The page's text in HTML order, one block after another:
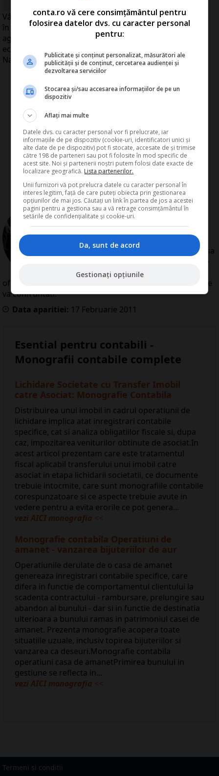
Vânzările agenţiilor de turism din România au scăzut,
în medie, cu 15 la sută în 2010 faţă de 2009, iar zeci de
agenţii de profil au fost închise din cauza crizei
economice, a declarat, joi, preşedintele Asociaţiei
Naţionale a Agenţiilor de Turism (ANAT).
deRedactia Conta
Redactia Conta este alcatuita din
autori cu experienta dovedita pe
domenii precum contabilitate si
fiscalitate. Colectivul si-a propus sa
creeze continut interesant si bine
documentat pentru cititori. Va
oferim solutii utile pentru orice dilema legislativa cu care
va confruntati.
Data aparitiei: 17 Februarie 2011
Esential pentru contabili -
Monografii contabile complete
Lichidare Societate cu Transfer Imobil
catre Asociat: Monografie Contabila
Distribuirea unui imobil in cadrul operatiunii de
lichidare implica atat inregistrari contabile
specifice, cat si analiza obligatiilor fiscale si, dupa
caz, impozitarea veniturilor obtinute de asociat.In
acest articol prezentam care este tratamentul
fiscal aplicabil transferului unui imobil catre
asociat in etapa lichidarii societatii, ce documente
trebuie intocmite, care sunt monografiile contabile
corespunzatoare si ce aspecte trebuie avute in
vedere pentru a evita erorile ce pot genera...
vezi AICI monografia <<
Monografie contabila Operatiuni de
amanet - vanzarea bijuteriilor de aur
Operatiunile derulate de o casa de amanet
genereaza inregistrari contabile specifice, care
difera in functie de comportamentul clientului la
scadenta contractului - rambursare, prelungire sau
abandon al bunului - dar si in functie de destinatia
ulterioara a bunului ramas in patrimoniul casei de
amanet. Prezenta monografie acopera toate
situatiile uzuale, inclusiv topirea bijuteriilor si
vanzarea ca deseuri.Monografie contabila
operatiuni casa de amanetPrimirea bunului in
gestiune se reflecta in...
vezi AICI monografia <<
Termeni si conditii
conta.ro vă cere consimțământul pentru
folosirea datelor dvs. cu caracter personal
pentru:
Publicitate și conținut personalizat, măsurători ale
publicității și de conținut, cercetarea audienței și
dezvoltarea serviciilor
Stocarea și/sau accesarea informațiilor de pe un
dispozitiv
Aflați mai multe
Datele dvs. cu caracter personal vor fi prelucrate, iar
informațiile de pe dispozitiv (cookie-uri, identificatori unici și
alte date de pe dispozitiv) pot fi stocate, accesate de și trimise
către 198 de parteneri sau pot fi folosite în mod specific de
acest site. Noi și partenerii noștri putem folosi date exacte de
localizare geografică. Lista partenerilor.
Unii furnizori vă pot prelucra datele cu caracter personal în
interes legitim, față de care puteți obiecta prin gestionarea
opțiunilor de mai jos. Căutați un link în partea de jos a acestei
pagini pentru a gestiona sau a vă retrage consimțământul în
setările de confidențialitate și cookie-uri.
Da, sunt de acord
Gestionați opțiunile